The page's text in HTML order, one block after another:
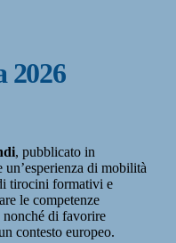
2026
, pubblicato in
di mobilità
tirocini formativi e
le competenze
nonché di favorire
contesto europeo.